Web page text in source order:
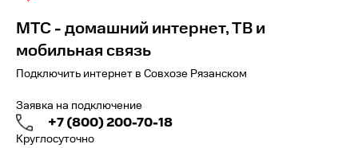
МТС - домашний интернет, ТВ и
мобильная связь
Подключить интернет в Совхозе Рязанском
Заявка на подключение
+7 (800) 200-70-18
Круглосуточно